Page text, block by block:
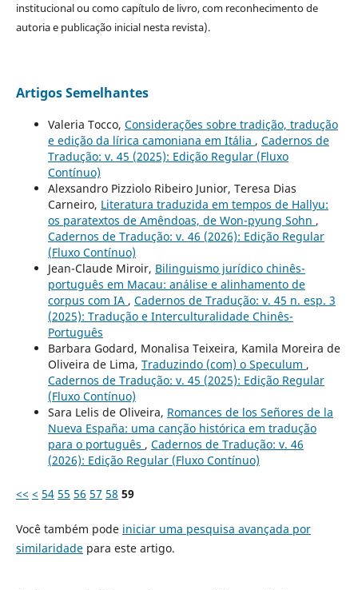
institucional ou como capítulo de livro, com reconhecimento de
autoria e publicação inicial nesta revista).
Artigos Semelhantes
Valeria Tocco, Considerações sobre tradição, tradução
e edição da lírica camoniana em Itália , Cadernos de
Tradução: v. 45 (2025): Edição Regular (Fluxo
Contínuo)
Alexsandro Pizziolo Ribeiro Junior, Teresa Dias
Carneiro, Literatura traduzida em tempos de Hallyu:
os paratextos de Amêndoas, de Won-pyung Sohn ,
Cadernos de Tradução: v. 46 (2026): Edição Regular
(Fluxo Contínuo)
Jean-Claude Miroir, Bilinguismo jurídico chinês-
português em Macau: análise e alinhamento de
corpus com IA , Cadernos de Tradução: v. 45 n. esp. 3
(2025): Tradução e Interculturalidade Chinês-
Português
Barbara Godard, Monalisa Teixeira, Kamila Moreira de
Oliveira de Lima, Traduzindo (com) o Speculum ,
Cadernos de Tradução: v. 45 (2025): Edição Regular
(Fluxo Contínuo)
Sara Lelis de Oliveira, Romances de los Señores de la
Nueva España: uma canção histórica em tradução
para o português , Cadernos de Tradução: v. 46
(2026): Edição Regular (Fluxo Contínuo)
<< < 54 55 56 57 58 59
Você também pode iniciar uma pesquisa avançada por
similaridadepara este artigo.